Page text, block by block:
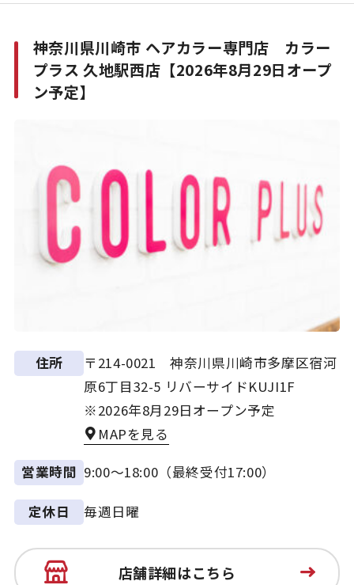
神奈川県川崎市 ヘアカラー専門店 カラー
プラス 久地駅西店【2026年8月29日オープ
ン予定】
住所
〒214-0021 神奈川県川崎市多摩区宿河
原6丁目32-5 リバーサイドKUJI1F
※2026年8月29日オープン予定
MAPを見る
営業時間 9:00～18:00（最終受付17:00）
定休日 毎週日曜
店舗詳細はこちら